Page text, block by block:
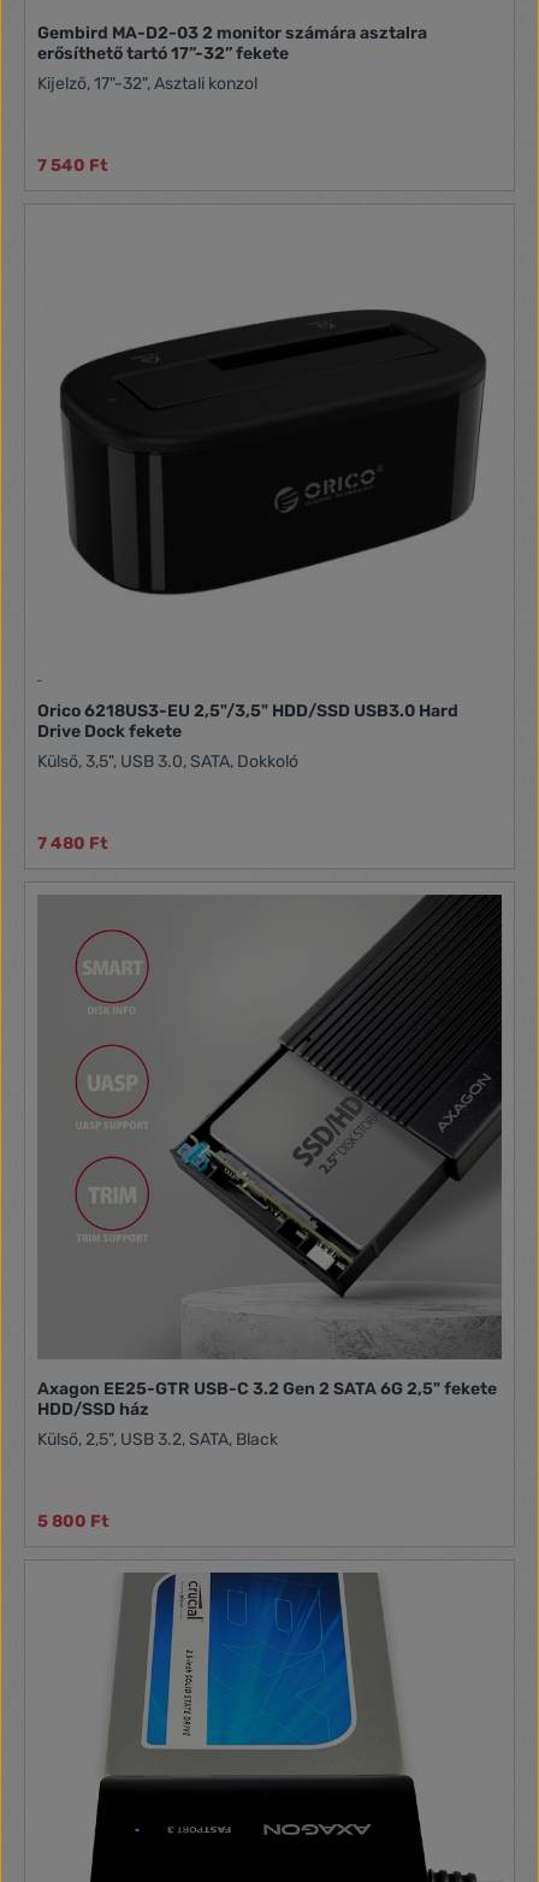
Gembird MA-D2-03 2 monitor számára asztalra
erősíthető tartó 17”-32” fekete
Kijelző, 17"-32", Asztali konzol
7 540 Ft
Orico 6218US3-EU 2,5"/3,5" HDD/SSD USB3.0 Hard
Drive Dock fekete
Külső, 3,5", USB 3.0, SATA, Dokkoló
7 480 Ft
Axagon EE25-GTR USB-C 3.2 Gen 2 SATA 6G 2,5" fekete
HDD/SSD ház
Külső, 2,5", USB 3.2, SATA, Black
5 800 Ft